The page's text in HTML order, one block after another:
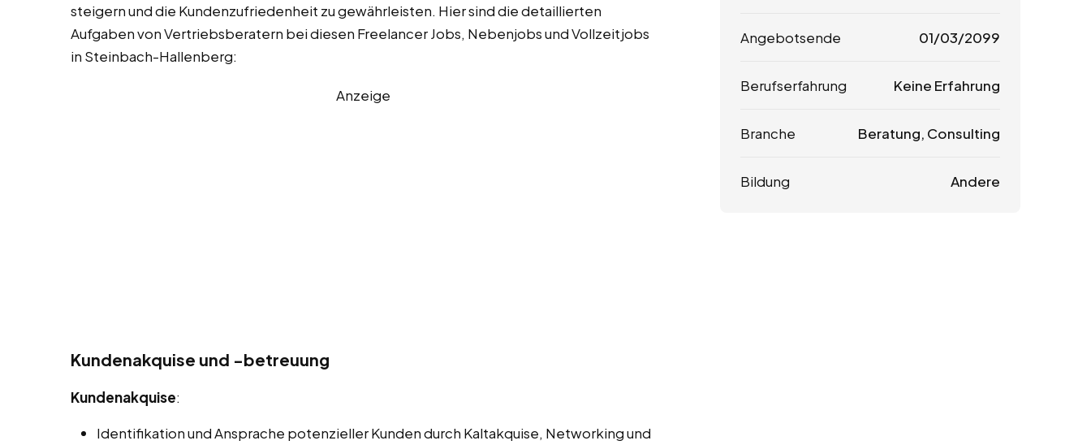
steigern und die Kundenzufriedenheit zu gewährleisten. Hier sind die detaillierten
Aufgaben von Vertriebsberatern bei diesen Freelancer Jobs, Nebenjobs und Vollzeitjobs
in Steinbach-Hallenberg:
Anzeige
Kundenakquise und -betreuung
Kundenakquise:
Identifikation und Ansprache potenzieller Kunden durch Kaltakquise, Networking und
Angebotsende 01/03/2099
Berufserfahrung Keine Erfahrung
Branche Beratung, Consulting
Bildung Andere